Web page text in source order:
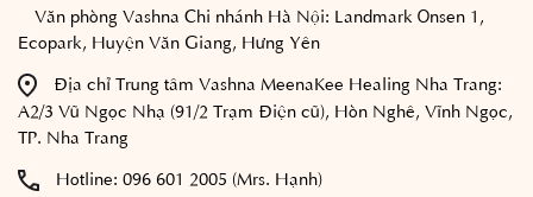
Văn phòng Vashna Chi nhánh Hà Nội: Landmark Onsen 1,
Ecopark, Huyện Văn Giang, Hưng Yên
Địa chỉ Trung tâm Vashna MeenaKee Healing Nha Trang:
A2/3 Vũ Ngọc Nhạ (91/2 Trạm Điện cũ), Hòn Nghê, Vĩnh Ngọc,
TP. Nha Trang
Hotline: 096 601 2005 (Mrs. Hạnh)